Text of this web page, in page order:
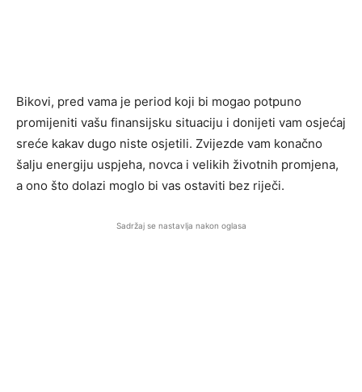
Bikovi, pred vama je period koji bi mogao potpuno
promijeniti vašu finansijsku situaciju i donijeti vam osjećaj
sreće kakav dugo niste osjetili. Zvijezde vam konačno
šalju energiju uspjeha, novca i velikih životnih promjena,
a ono što dolazi moglo bi vas ostaviti bez riječi.
Sadržaj se nastavlja nakon oglasa